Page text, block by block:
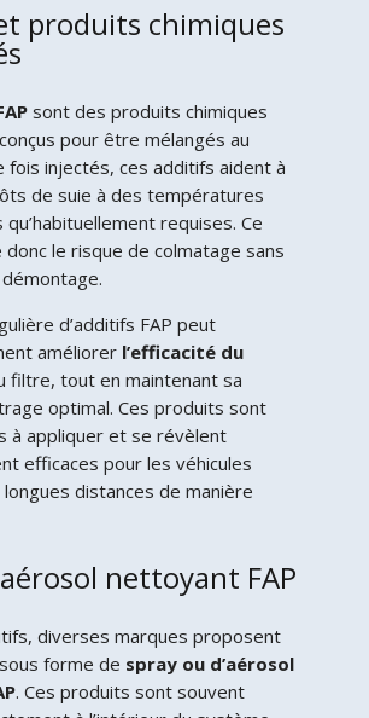
produits chimiques
sont des produits chimiques
pour être mélangés au
fois injectés, ces additifs aident à
de suie à des températures
requises. Ce
le risque de colmatage sans
d’additifs FAP peut
améliorer l’efficacité du
filtre, tout en maintenant sa
optimal. Ces produits sont
à appliquer et se révèlent
efficaces pour les véhicules
distances de manière
nettoyant FAP
diverses marques proposent
forme de spray ou d’aérosol
. Ces produits sont souvent